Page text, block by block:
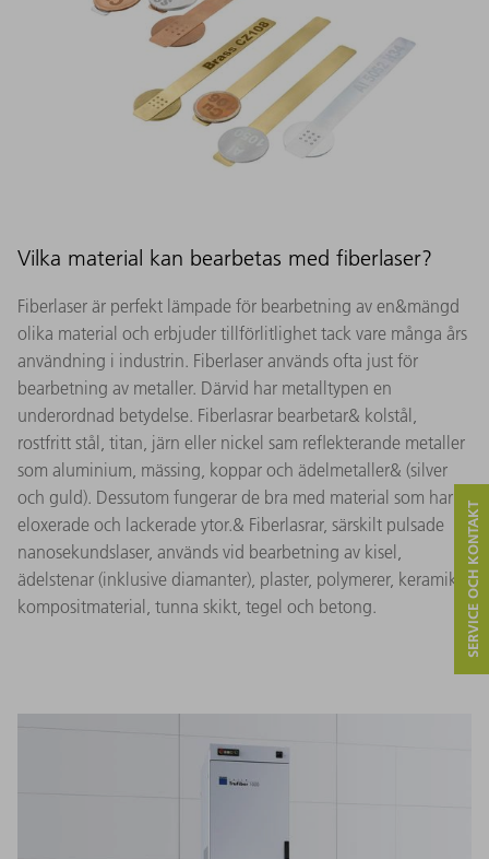
Vilka material kan bearbetas med fiberlaser?
Fiberlaser är perfekt lämpade för bearbetning av en&mängd
olika material och erbjuder tillförlitlighet tack vare många års
användning i industrin. Fiberlaser används ofta just för
bearbetning av metaller. Därvid har metalltypen en
underordnad betydelse. Fiberlasrar bearbetar& kolstål,
rostfritt stål, titan, järn eller nickel sam reflekterande metaller
som aluminium, mässing, koppar och ädelmetaller& (silver
och guld). Dessutom fungerar de bra med material som har
eloxerade och lackerade ytor.& Fiberlasrar, särskilt pulsade
nanosekundslaser, används vid bearbetning av kisel,
ädelstenar (inklusive diamanter), plaster, polymerer, keramik,
kompositmaterial, tunna skikt, tegel och betong.
SERVICE OCH KONTAKT